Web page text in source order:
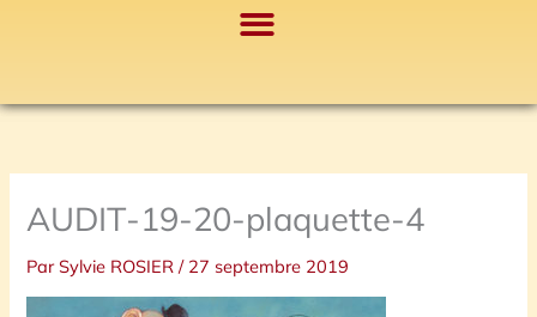
AUDIT-19-20-plaquette-4
ParSylvie ROSIER/ 27 septembre 2019